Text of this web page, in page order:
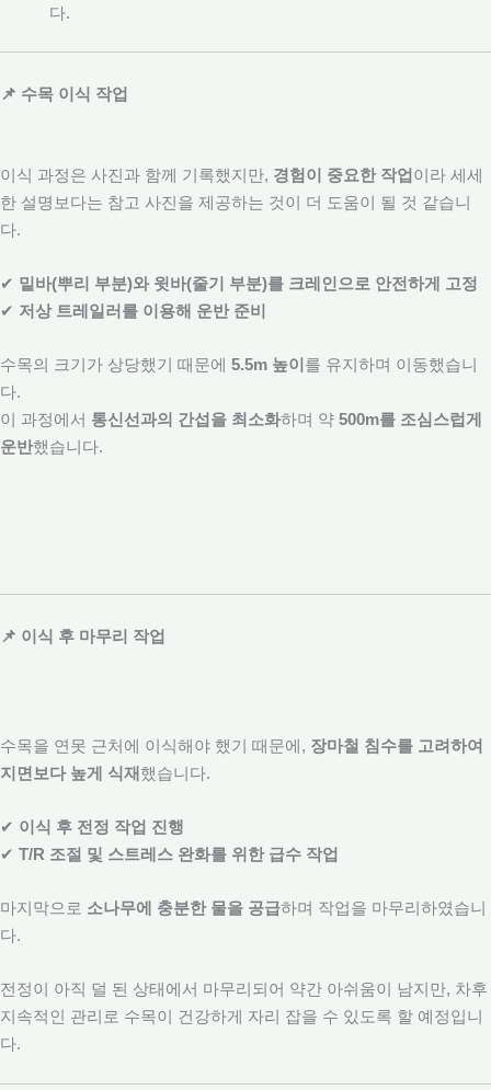
다.
📌 수목 이식 작업
이식 과정은 사진과 함께 기록했지만, 경험이 중요한 작업 이라 세세
한 설명보다는 참고 사진을 제공하는 것이 더 도움이 될 것 같습니
다.
✔ 밑바(뿌리 부분)와 윗바(줄기 부분)를 크레인으로 안전하게 고정
✔ 저상 트레일러를 이용해 운반 준비
수목의 크기가 상당했기 때문에 5.5m 높이 를 유지하며 이동했습니
다.
이 과정에서 통신선과의 간섭을 최소화하며 약 500m를 조심스럽게
운반했습니다.
📌 이식 후 마무리 작업
수목을 연못 근처에 이식해야 했기 때문에, 장마철 침수를 고려하여
지면보다 높게 식재 했습니다.
✔ 이식 후 전정 작업 진행
✔ T/R 조절 및 스트레스 완화를 위한 급수 작업
마지막으로 소나무에 충분한 물을 공급하며 작업을 마무리하였습니
다.
전정이 아직 덜 된 상태에서 마무리되어 약간 아쉬움이 남지만, 차후
지속적인 관리로 수목이 건강하게 자리 잡을 수 있도록 할 예정입니
다.